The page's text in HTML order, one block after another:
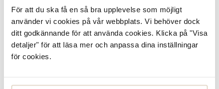
För att du ska få en så bra upplevelse som möjligt
använder vi cookies på vår webbplats. Vi behöver dock
ditt godkännande för att använda cookies. Klicka på "Visa
detaljer" för att läsa mer och anpassa dina inställningar
för cookies.